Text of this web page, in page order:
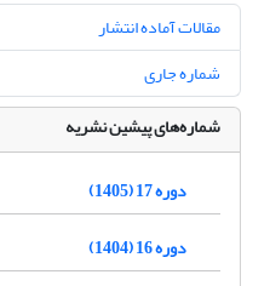
مقالات آماده انتشار
شماره جاری
شماره‌های پیشین نشریه
دوره 17 (1405)
دوره 16 (1404)